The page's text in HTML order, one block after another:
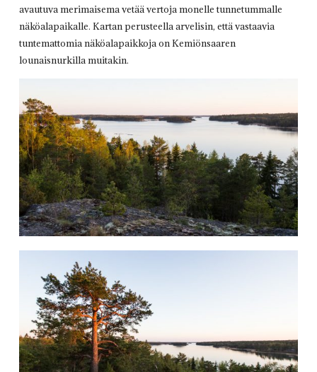
avautuva merimaisema vetää vertoja monelle tunnetummalle
näköalapaikalle. Kartan perusteella arvelisin, että vastaavia
tuntemattomia näköalapaikkoja on Kemiönsaaren
lounaisnurkilla muitakin.